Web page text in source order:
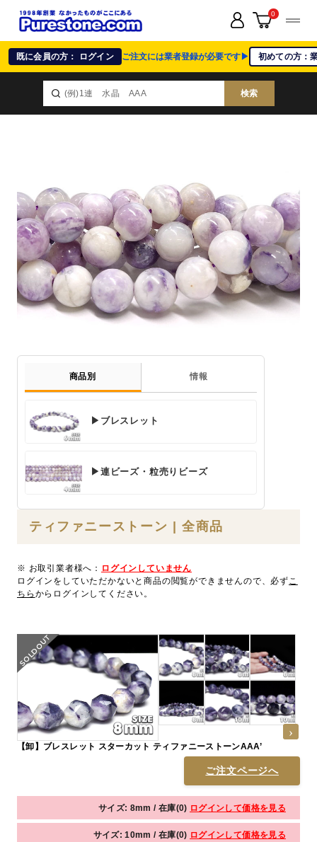
既に会員の方： ログイン ご注文には業者登録が必要です▶ 初めての方：
検索
0
商品別 情報
▶ブレスレット
▶連ビーズ・粒売りビーズ
ティファニーストーン | 全商品
※ お取引業者様へ： ログインしていません
ログインをしていただかないと商品の閲覧ができませんので、必ずこ
ちら からログインしてください。
【卸】ブレスレット スターカット ティファニーストーンAAA’
ご注文ページへ
サイズ: 8mm / 在庫(0) ログインして価格を見る
サイズ: 10mm / 在庫(0) ログインして価格を見る